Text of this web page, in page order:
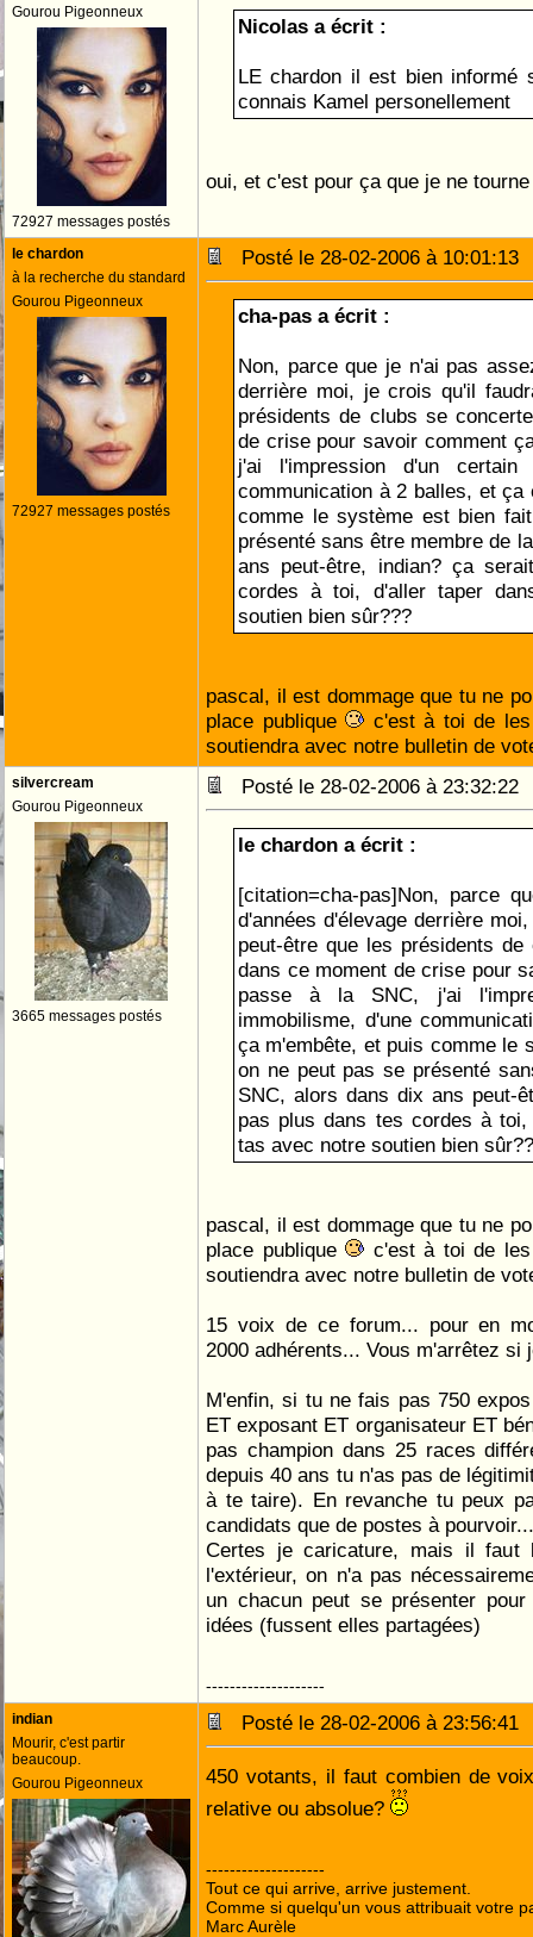
Gourou Pigeonneux
72927 messages postés
Nicolas a écrit :
LE chardon il est bien
connais Kamel personellement
oui, et c'est pour ça que je ne
le chardon
à la recherche du standard
Gourou Pigeonneux
72927 messages postés
Posté le 28-02-2006 à
cha-pas a écrit :
Non, parce que je n'ai pas
derrière moi, je crois qu'il
présidents de clubs se
de crise pour savoir comment
j'ai l'impression d'un certain
communication à 2 balles, et ça
comme le système est bien
présenté sans être membre de
ans peut-être, indian? ça
cordes à toi, d'aller taper
soutien bien sûr???
pascal, il est dommage que tu ne
place publique
c'est à toi de
soutiendra avec notre bulletin de
silvercream
Gourou Pigeonneux
3665 messages postés
Posté le 28-02-2006 à
le chardon a écrit :
[citation=cha-pas]Non, parce
d'années d'élevage derrière
peut-être que les présidents
dans ce moment de crise pour
passe à la SNC, j'ai
immobilisme, d'une
ça m'embête, et puis comme le
on ne peut pas se présenté
SNC, alors dans dix ans peut-
pas plus dans tes cordes à
tas avec notre soutien bien
pascal, il est dommage que tu ne
place publique
c'est à toi de
soutiendra avec notre bulletin de
15 voix de ce forum... pour en
2000 adhérents... Vous m'arrêtez si
M'enfin, si tu ne fais pas 750
ET exposant ET organisateur ET
pas champion dans 25 races
depuis 40 ans tu n'as pas de
à te taire). En revanche tu peux
candidats que de postes à pourvoir...
Certes je caricature, mais il faut
l'extérieur, on n'a pas
un chacun peut se présenter
idées (fussent elles partagées)
--------------------
indian
Mourir, c'est partir
beaucoup.
Gourou Pigeonneux
Posté le 28-02-2006 à
450 votants, il faut combien de
relative ou absolue?
--------------------
Tout ce qui arrive, arrive justement.
Comme si quelqu'un vous attribuait votre
Marc Aurèle